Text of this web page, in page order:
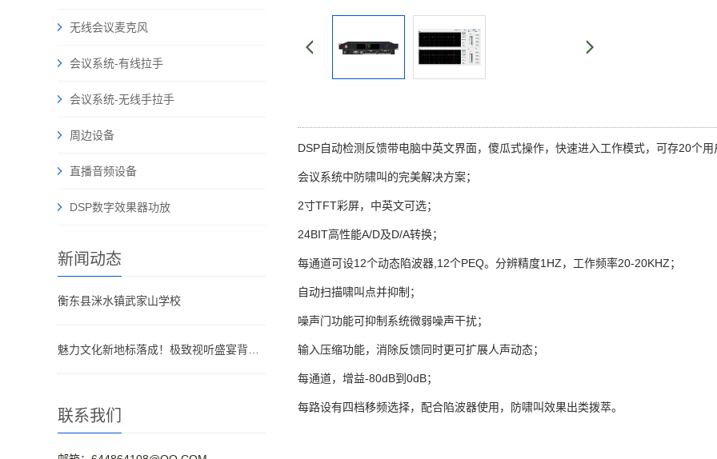
无线会议麦克风
会议系统-有线拉手
会议系统-无线手拉手
周边设备
直播音频设备
DSP数字效果器功放
新闻动态
衡东县洣水镇武家山学校
联系我们
DSP自动检测反馈带电脑中英文界面，傻瓜式操作，快速进入工作模式，可存20个用
会议系统中防啸叫的完美解决方案；
2寸TFT彩屏，中英文可选；
24BIT高性能A/D及D/A转换；
每通道可设12个动态陷波器,12个PEQ。分辨精度1HZ，工作频率20-20KHZ；
自动扫描啸叫点并抑制；
噪声门功能可抑制系统微弱噪声干扰；
输入压缩功能，消除反馈同时更可扩展人声动态；
每通道，增益-80dB到0dB；
每路设有四档移频选择，配合陷波器使用，防啸叫效果出类拨萃。